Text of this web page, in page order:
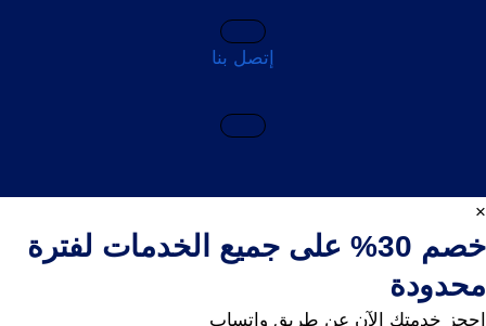
إتصل بنا
×
خصم 30% على جميع الخدمات لفترة
محدودة
احجز خدمتك الآن عن طريق واتساب